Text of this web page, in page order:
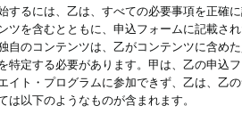
するには、乙は、すべての必要事項を正確
ツを含むとともに、申込フォームに記載さ
自のコンテンツは、乙がコンテンツに含め
特定する必要があります。甲は、乙の申込
イト・プログラムに参加できず、乙は、乙
は以下のようなものが含まれます。